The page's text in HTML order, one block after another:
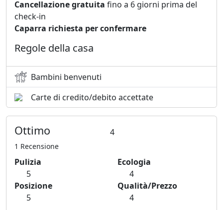
Cancellazione gratuita fino a 6 giorni prima del
check-in
Caparra richiesta per confermare
Regole della casa
Bambini benvenuti
Carte di credito/debito accettate
Ottimo 4
1 Recensione
Pulizia
5
Ecologia
4
Posizione
5
Qualità/Prezzo
4